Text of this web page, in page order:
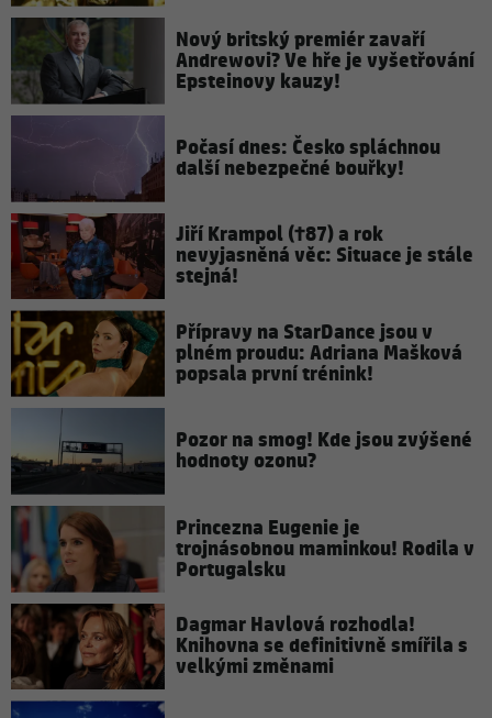
Nový britský premiér zavaří
Andrewovi? Ve hře je vyšetřování
Epsteinovy kauzy!
Počasí dnes: Česko spláchnou
další nebezpečné bouřky!
Jiří Krampol (†87) a rok
nevyjasněná věc: Situace je stále
stejná!
Přípravy na StarDance jsou v
plném proudu: Adriana Mašková
popsala první trénink!
Pozor na smog! Kde jsou zvýšené
hodnoty ozonu?
Princezna Eugenie je
trojnásobnou maminkou! Rodila v
Portugalsku
Dagmar Havlová rozhodla!
Knihovna se definitivně smířila s
velkými změnami